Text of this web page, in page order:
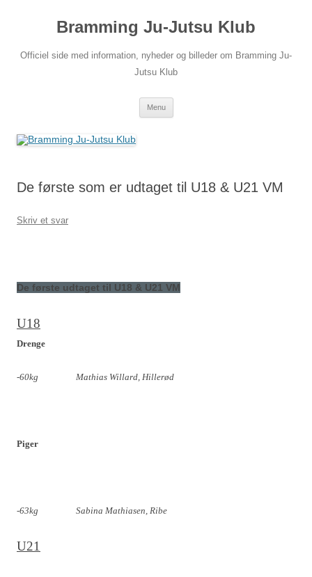
Bramming Ju-Jutsu Klub
Officiel side med information, nyheder og billeder om Bramming Ju-
Jutsu Klub
Menu
De første som er udtaget til U18 & U21 VM
Skriv et svar
De første udtaget til U18 & U21 VM
U18
Drenge
-60kg Mathias Willard, Hillerød
Piger
-63kg Sabina Mathiasen, Ribe
U21